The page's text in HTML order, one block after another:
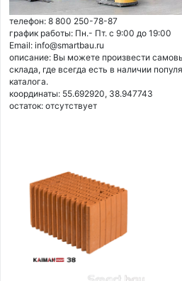
телефон: 8 800 250-78-87
график работы: Пн.- Пт. с 9:00 до 19:00
Email: info@smartbau.ru
описание: Вы можете произвести
склада, где всегда есть в наличии
каталога.
координаты: 55.692920, 38.947743
остаток: отсутствует